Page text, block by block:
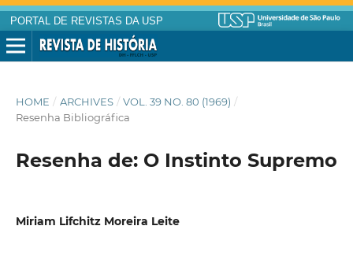
PORTAL DE REVISTAS DA USP
HOME / ARCHIVES / VOL. 39 NO. 80 (1969) /
Resenha Bibliográfica
Resenha de: O Instinto Supremo
Miriam Lifchitz Moreira Leite